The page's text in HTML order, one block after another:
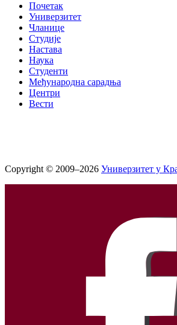
Почетак
Универзитет
Чланице
Студије
Настава
Наука
Студенти
Међународна сарадња
Центри
Вести
Copyright © 2009–2026 Универзитет у